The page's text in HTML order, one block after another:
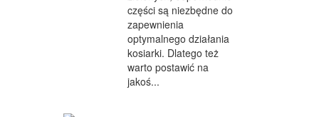
SERWIS
OPIEKA
INNE USŁUGI
KURIER, PRZESYŁKI
części są niezbędne do
zapewnienia
optymalnego działania
kosiarki. Dlatego też
warto postawić na
jakoś...